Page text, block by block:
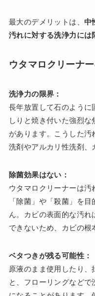
最大のデメリットは、 中
汚れに対する洗浄力には
ウタマロクリーナ
洗浄力の限界：
長年放置して石のように
しりと焼き付いた強烈
があります。こうした汚
洗剤やアルカリ性洗剤、
除菌効果はない：
ウタマロクリーナーは汚
「除菌」や「殺菌」を
ん。カビの表面的な汚
できないため、カビの根
ベタつきが残る可能性：
原液のまま使用したり
と、フローリングなど